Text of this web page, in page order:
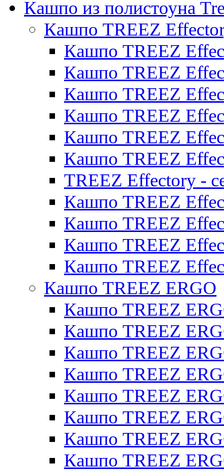
Кашпо из полистоуна
Кашпо TREEZ
Кашпо TREEZ
Кашпо TREEZ
Кашпо TREEZ
Кашпо TREEZ
Кашпо TREEZ
Кашпо TREEZ
TREEZ Effectory -
Кашпо TREEZ
Кашпо TREEZ
Кашпо TREEZ
Кашпо TREEZ
Кашпо TREEZ ERGO
Кашпо TREEZ
Кашпо TREEZ
Кашпо TREEZ
Кашпо TREEZ
Кашпо TREEZ
Кашпо TREEZ
Кашпо TREEZ
Кашпо TREEZ